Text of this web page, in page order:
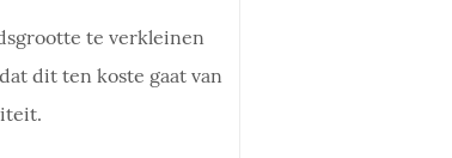
te verkleinen
dit ten koste gaat van